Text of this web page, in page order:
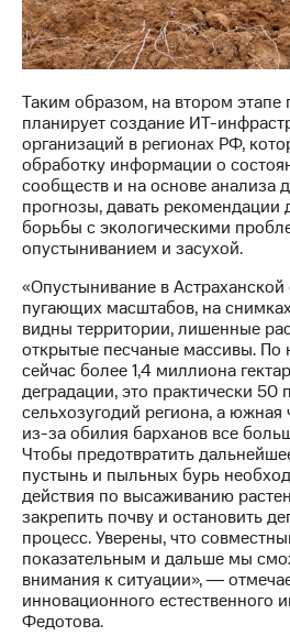
Описание
Еврооблигации-2023
Уведомление
о
погашении
именных
облигаций
Другое
Регистратор
Реквизиты
Контакты
деловая этика
На главную
Таким образом, на втором
планирует создание ИТ-
организаций в регионах РФ,
обработку информации о
сообществ и на основе анализа
прогнозы, давать рекомендации
борьбы с экологическими
опустыниванием и засухой.
«Опустынивание в Астраханской
пугающих масштабов, на
видны территории, лишенные
открытые песчаные массивы. По
сейчас более 1,4 миллиона
деградации, это практически 50
сельхозугодий региона, а южная
из-за обилия барханов все
Чтобы предотвратить
пустынь и пыльных бурь
действия по высаживанию
закрепить почву и остановить
процесс. Уверены, что
показательным и дальше мы
внимания к ситуации», ―
инновационного естественного
Федотова.